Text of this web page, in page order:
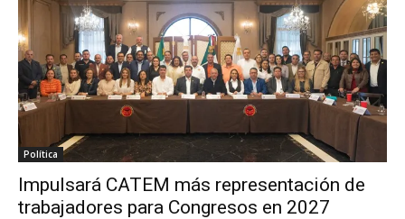
Política
Impulsará CATEM más representación de
trabajadores para Congresos en 2027